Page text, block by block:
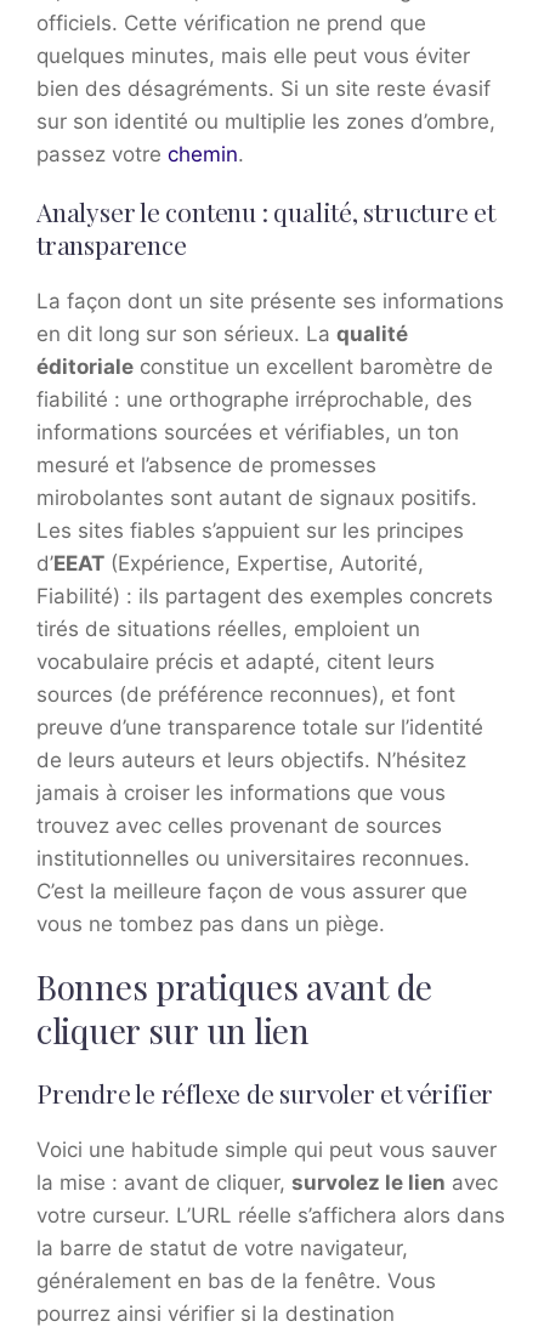
officiels. Cette vérification ne prend que
quelques minutes, mais elle peut vous éviter
bien des désagréments. Si un site reste évasif
sur son identité ou multiplie les zones d’ombre,
passez votre chemin.
Analyser le contenu : qualité, structure et
transparence
La façon dont un site présente ses informations
en dit long sur son sérieux. La qualité
éditoriale constitue un excellent baromètre de
fiabilité : une orthographe irréprochable, des
informations sourcées et vérifiables, un ton
mesuré et l’absence de promesses
mirobolantes sont autant de signaux positifs.
Les sites fiables s’appuient sur les principes
d’EEAT (Expérience, Expertise, Autorité,
Fiabilité) : ils partagent des exemples concrets
tirés de situations réelles, emploient un
vocabulaire précis et adapté, citent leurs
sources (de préférence reconnues), et font
preuve d’une transparence totale sur l’identité
de leurs auteurs et leurs objectifs. N’hésitez
jamais à croiser les informations que vous
trouvez avec celles provenant de sources
institutionnelles ou universitaires reconnues.
C’est la meilleure façon de vous assurer que
vous ne tombez pas dans un piège.
Bonnes pratiques avant de
cliquer sur un lien
Prendre le réflexe de survoler et vérifier
Voici une habitude simple qui peut vous sauver
la mise : avant de cliquer, survolez le lien avec
votre curseur. L’URL réelle s’affichera alors dans
la barre de statut de votre navigateur,
généralement en bas de la fenêtre. Vous
pourrez ainsi vérifier si la destination